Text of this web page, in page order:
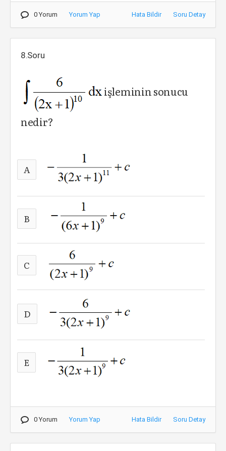
0 Yorum Yorum Yap Hata Bildir Soru Detay
8.Soru
işleminin sonucu
nedir?
A
B
C
D
E
0 Yorum Yorum Yap Hata Bildir Soru Detay